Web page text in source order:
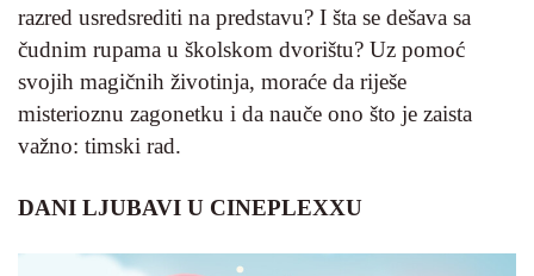
razred usredsrediti na predstavu? I šta se dešava sa
čudnim rupama u školskom dvorištu? Uz pomoć
svojih magičnih životinja, moraće da riješe
misterioznu zagonetku i da nauče ono što je zaista
važno: timski rad.
DANI LJUBAVI U CINEPLEXXU